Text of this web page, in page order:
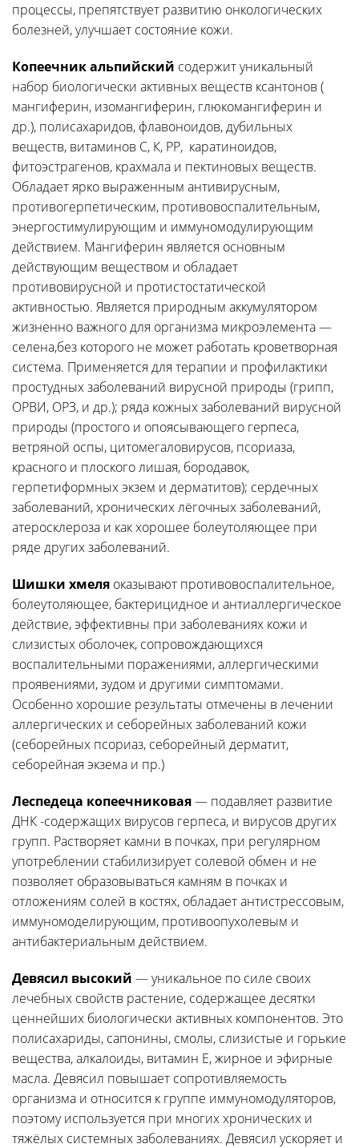
процессы, препятствует развитию онкологических
болезней, улучшает состояние кожи.
Копеечник альпийский содержит уникальный
набор биологически активных веществ ксантонов (
мангиферин, изомангиферин, глюкомангиферин и
др.), полисахаридов, флавоноидов, дубильных
веществ, витаминов С, К, РР, каратиноидов,
фитоэстрагенов, крахмала и пектиновых веществ.
Обладает ярко выраженным антивирусным,
противогерпетическим, противовоспалительным,
энергостимулирующим и иммуномодулирующим
действием. Мангиферин является основным
действующим веществом и обладает
противовирусной и протистостатической
активностью. Является природным аккумулятором
жизненно важного для организма микроэлемента —
селена,без которого не может работать кроветворная
система. Применяется для терапии и профилактики
простудных заболеваний вирусной природы (грипп,
ОРВИ, ОРЗ, и др.); ряда кожных заболеваний вирусной
природы (простого и опоясывающего герпеса,
ветряной оспы, цитомегаловирусов, псориаза,
красного и плоского лишая, бородавок,
герпетиформных экзем и дерматитов); сердечных
заболеваний, хронических лёгочных заболеваний,
атеросклероза и как хорошее болеутоляющее при
ряде других заболеваний.
Шишки хмеля оказывают противовоспалительное,
болеутоляющее, бактерицидное и антиаллергическое
действие, эффективны при заболеваниях кожи и
слизистых оболочек, сопровождающихся
воспалительными поражениями, аллергическими
проявениями, зудом и другими симптомами.
Особенно хорошие результаты отмечены в лечении
аллергических и себорейных заболеваний кожи
(себорейных псориаз, себорейный дерматит,
себорейная экзема и пр.)
Леспедеца копеечниковая— подавляет развитие
ДНК -содержащих вирусов герпеса, и вирусов других
групп. Растворяет камни в почках, при регулярном
употреблении стабилизирует солевой обмен и не
позволяет образовываться камням в почках и
отложениям солей в костях, обладает антистрессовым,
иммуномоделирующим, противоопухолевым и
антибактериальным действием.
Девясил высокий — уникальное по силе своих
лечебных свойств растение, содержащее десятки
ценнейших биологически активных компонентов. Это
полисахариды, сапонины, смолы, слизистые и горькие
вещества, алкалоиды, витамин Е, жирное и эфирные
масла. Девясил повышает сопротивляемость
организма и относится к группе иммуномодуляторов,
поэтому используется при многих хронических и
тяжёлых системных заболеваниях. Девясил ускоряет и